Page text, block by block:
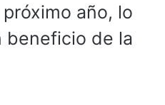
año, lo
beneficio de la